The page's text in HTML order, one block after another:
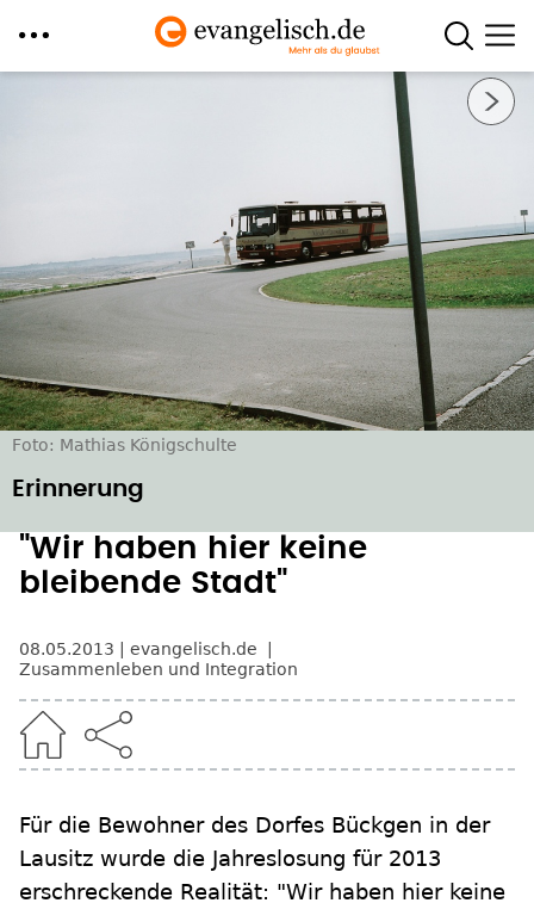
Foto: Mathias Königschulte
Erinnerung
"Wir haben hier keine
bleibende Stadt"
08.05.2013
evangelisch.de
Zusammenleben und Integration
Für die Bewohner des Dorfes Bückgen in der
Lausitz wurde die Jahreslosung für 2013
erschreckende Realität: "Wir haben hier keine